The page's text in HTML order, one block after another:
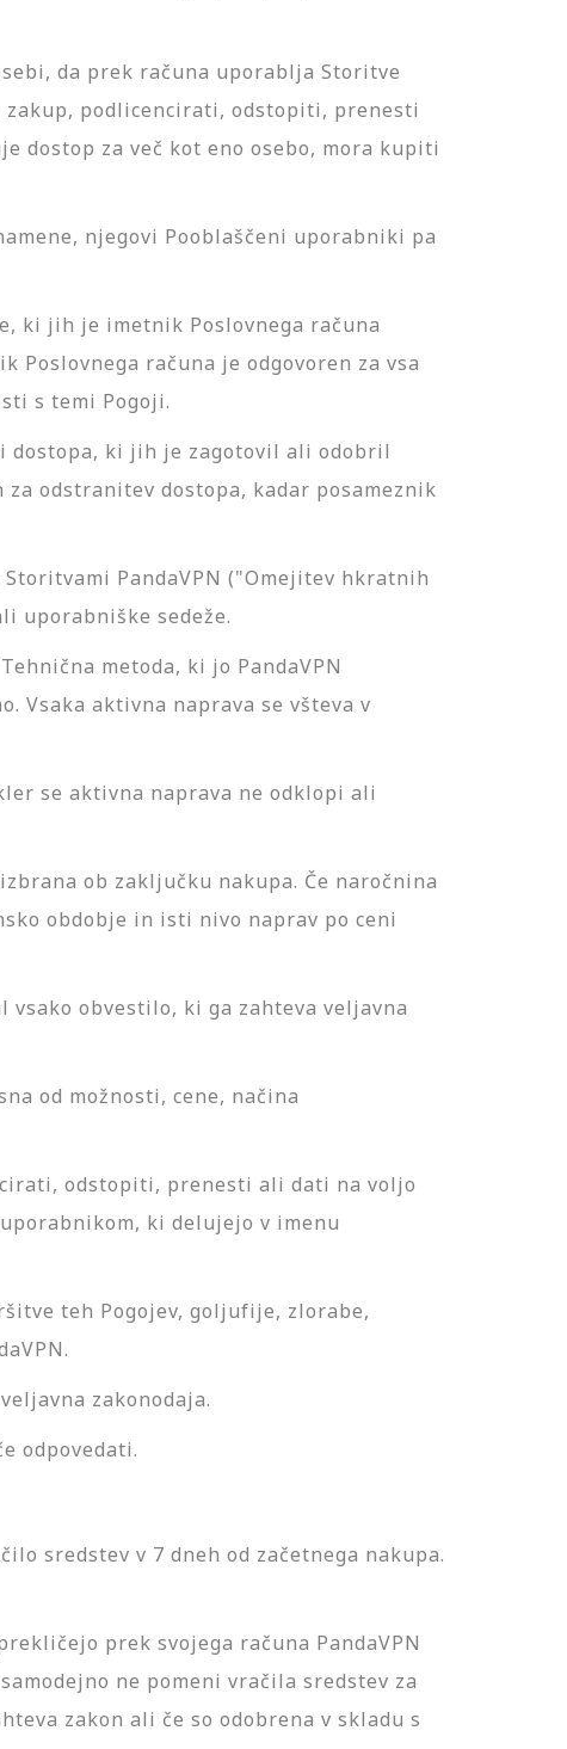
da prek računa uporablja Storitve
zakup, podlicencirati, odstopiti, prenesti
dostop za več kot eno osebo, mora kupiti
njegovi Pooblaščeni uporabniki pa
ki jih je imetnik Poslovnega računa
računa je odgovoren za vsa
s temi Pogoji.
dostopa, ki jih je zagotovil ali odobril
odstranitev dostopa, kadar posameznik
PandaVPN ("Omejitev hkratnih
uporabniške sedeže.
metoda, ki jo PandaVPN
Vsaka aktivna naprava se všteva v
se aktivna naprava ne odklopi ali
ob zaključku nakupa. Če naročnina
obdobje in isti nivo naprav po ceni
vsako obvestilo, ki ga zahteva veljavna
od možnosti, cene, načina
odstopiti, prenesti ali dati na voljo
ki delujejo v imenu
teh Pogojev, goljufije, zlorabe,
zakonodaja.
odpovedati.
sredstev v 7 dneh od začetnega nakupa.
prek svojega računa PandaVPN
ne pomeni vračila sredstev za
zakon ali če so odobrena v skladu s